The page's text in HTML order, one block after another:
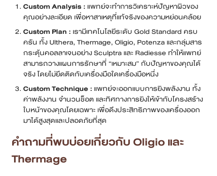
Custom Analysis : แพทย์จะทำการวิเคราะห์ปัญหาผิวของ
คุณอย่างละเอียด เพื่อหาสาเหตุที่แท้จริงของความหย่อนคล้อย
Custom Plan : เรามีเทคโนโลยีระดับ Gold Standard ครบ
ครัน ทั้ง Ulthera, Thermage, Oligio, Potenza และกลุ่มสาร
กระตุ้นคอลลาเจนอย่าง Sculptra และ Radiesse ทำให้แพทย์
สามารถวางแผนการรักษาที่ “เหมาะสม” กับปัญหาของคุณได้
จริง โดยไม่ยึดติดกับเครื่องมือใดเครื่องมือหนึ่ง
Custom Technique : แพทย์จะออกแบบการยิงพลังงาน ทั้ง
ค่าพลังงาน จำนวนช็อต และทิศทางการยิงให้เข้ากับโครงสร้าง
ใบหน้าของคุณโดยเฉพาะ เพื่อดึงประสิทธิภาพของเครื่องออก
มาได้สูงสุดและปลอดภัยที่สุด
คำถามที่พบบ่อยเกี่ยวกับ Oligio และ
Thermage